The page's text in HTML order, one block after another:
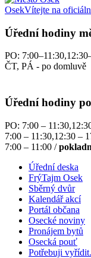
OsekVítejte na
Úřední hodiny
PO:
ČT, PÁ - po domluvě
Úřední hodiny
PO: 7:00 –
7:00 – 11:30,12:30 –
7:00 – 11:00 /
Úřední deska
FrýTajm Osek
Sběrný dvůr
Kalendář akcí
Portál občana
Osecké noviny
Pronájem bytů
Osecká pouť
Potřebuji